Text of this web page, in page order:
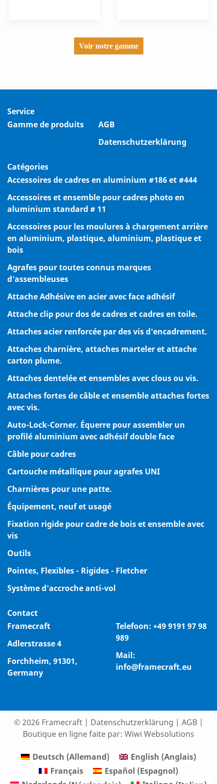
Voir notre gamme
Service
Gamme de produits
AGB
Datenschutzerklärung
Catégories
Accessoires de cadres en aluminium #186 et #444
Accessoires et ensemble pour cadres photo en
aluminium standard # 11
Accessoires pour les moulures à chargement arrière
en aluminium, plastique, aluminium, plastique et
bois
Agrafes pour toutes connus marques
d‘assembleuses
Attache Adhésive en acier avec face adhésif
Attache clip pour dos de cadres et cadres en toile.
Attaches acier renforcée par des vis d'encadrement.
Attaches charnière, attaches marteler et attache
carton plume.
Attaches dentelée et ensembles avec clous ou vis.
Attaches fortes de câble et ensemble attaches fortes
avec vis.
Auto-Lock-Corner. Équerre pour assembler un
profilé aluminium avec adhésif double face
Câble pour cadres
Cartouche métallique pour agrafes UNI
Charnières pour une patte.
Équipement, neuf et usagé
Fixation rigide pour cadre de bois et ensemble avec
vis
Outils
Pointes, Flexibles - Rigides - Fletcher
Système d'accroche anti-vol
Contact
Framecraft
Adlerstrasse 4
Forchheim, 91301,
Germany
Telefoon: +49 9191 97 98
989
Mail:
info@framecraft.eu
© 2026 Framecraft | Datenschutzerklärung | AGB|
Boutique en ligne faite par: Wiwi Websolutions
Deutsch (Allemand) English (Anglais)
Français
Español (Espagnol)